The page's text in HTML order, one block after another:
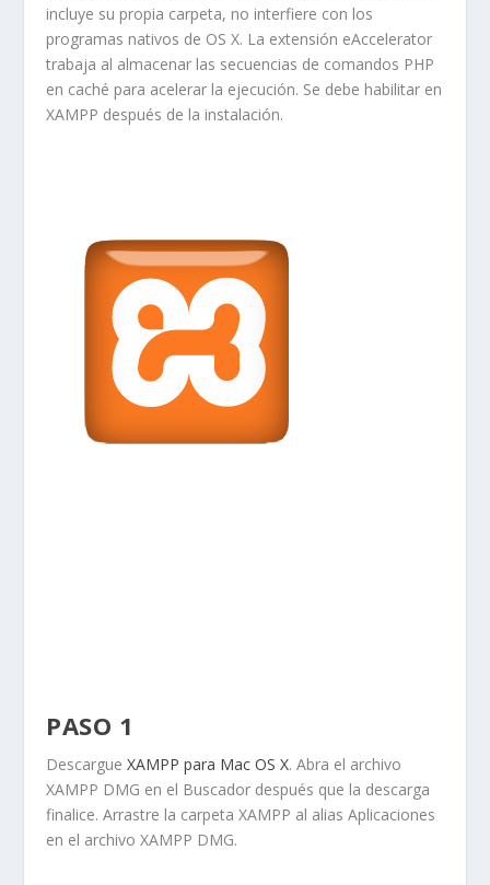
incluye su propia carpeta, no interfiere con los
programas nativos de OS X. La extensión eAccelerator
trabaja al almacenar las secuencias de comandos PHP
en caché para acelerar la ejecución. Se debe habilitar en
XAMPP después de la instalación.
PASO 1
DescargueXAMPP para Mac OS X. Abra el archivo
XAMPP DMG en el Buscador después que la descarga
finalice. Arrastre la carpetaXAMPP al aliasAplicaciones
en el archivoXAMPP DMG.